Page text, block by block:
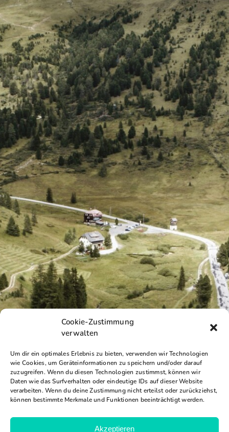
Cookie-Zustimmung
verwalten
Um dir ein optimales Erlebnis zu bieten, verwenden wir Technologien
wie Cookies, um Geräteinformationen zu speichern und/oder darauf
zuzugreifen. Wenn du diesen Technologien zustimmst, können wir
Daten wie das Surfverhalten oder eindeutige IDs auf dieser Website
verarbeiten. Wenn du deine Zustimmung nicht erteilst oder zurückziehst,
können bestimmte Merkmale und Funktionen beeinträchtigt werden.
Akzeptieren